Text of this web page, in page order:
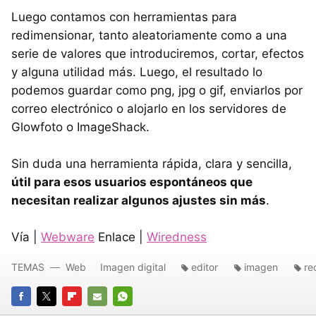
Luego contamos con herramientas para
redimensionar, tanto aleatoriamente como a una
serie de valores que introduciremos, cortar, efectos
y alguna utilidad más. Luego, el resultado lo
podemos guardar como png, jpg o gif, enviarlos por
correo electrónico o alojarlo en los servidores de
Glowfoto o ImageShack.
Sin duda una herramienta rápida, clara y sencilla,
útil para esos usuarios espontáneos que
necesitan realizar algunos ajustes sin más.
Vía | Webware Enlace | Wiredness
TEMAS Web Imagen digital editor imagen